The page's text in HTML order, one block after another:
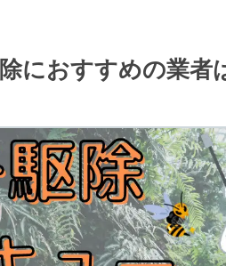
におすすめの業者